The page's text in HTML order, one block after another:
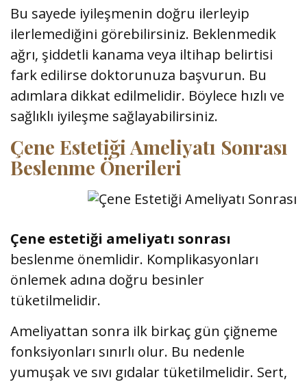
Bu sayede iyileşmenin doğru ilerleyip
ilerlemediğini görebilirsiniz. Beklenmedik
ağrı, şiddetli kanama veya iltihap belirtisi
fark edilirse doktorunuza başvurun. Bu
adımlara dikkat edilmelidir. Böylece hızlı ve
sağlıklı iyileşme sağlayabilirsiniz.
Çene Estetiği Ameliyatı Sonrası
Beslenme Önerileri
Çene estetiği ameliyatı sonrası
beslenme önemlidir. Komplikasyonları
önlemek adına doğru besinler
tüketilmelidir.
Ameliyattan sonra ilk birkaç gün çiğneme
fonksiyonları sınırlı olur. Bu nedenle
yumuşak ve sıvı gıdalar tüketilmelidir. Sert,